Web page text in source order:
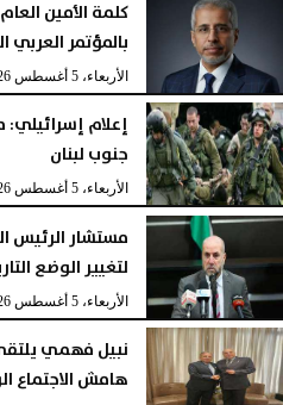
كلمة الأمين
بالمؤتمر العربي الـ 12
الأربعاء، 5 أغسطس 2026
إعلام
جنوب لبنان
الأربعاء، 5 أغسطس 2026
مستشار الرئيس
لتغيير الوضع
الأربعاء، 5 أغسطس 2026
نبيل فهمي
هامش الاجتماع